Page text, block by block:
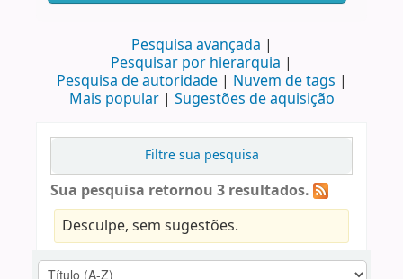
Pesquisa avançada
Pesquisar por hierarquia
Pesquisa de autoridade
Nuvem de tags
Mais popular
Sugestões de aquisição
Filtre sua pesquisa
Sua pesquisa retornou 3 resultados.
Desculpe, sem sugestões.